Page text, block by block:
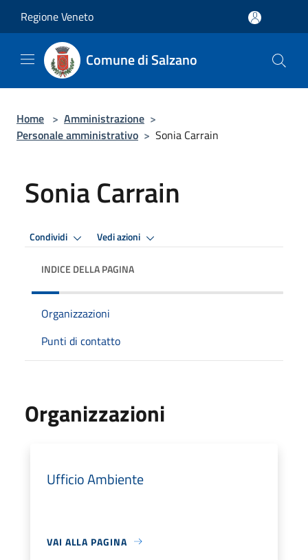
Regione Veneto
Comune di Salzano
Home > Amministrazione >
Personale amministrativo > Sonia Carrain
Sonia Carrain
Condividi Vedi azioni
INDICE DELLA PAGINA
Organizzazioni
Punti di contatto
Organizzazioni
Ufficio Ambiente
VAI ALLA PAGINA